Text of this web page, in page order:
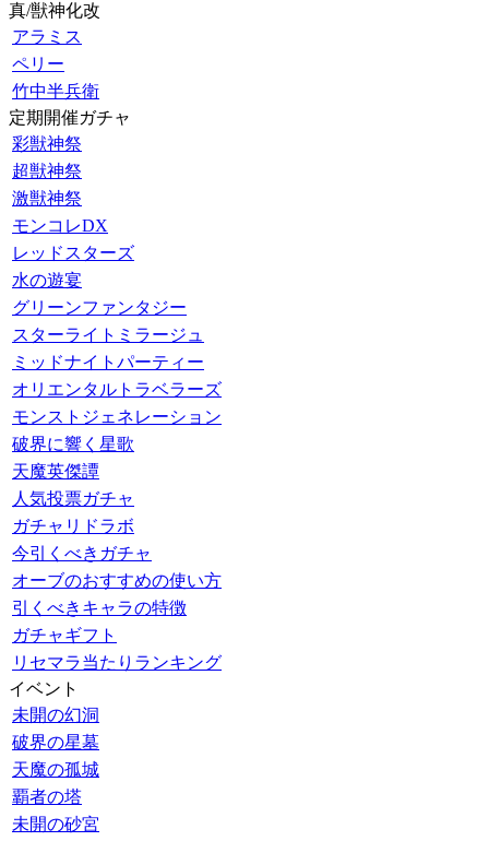
真/獣神化改
アラミス
ペリー
竹中半兵衛
定期開催ガチャ
彩獣神祭
超獣神祭
激獣神祭
モンコレDX
レッドスターズ
水の遊宴
グリーンファンタジー
スターライトミラージュ
ミッドナイトパーティー
オリエンタルトラベラーズ
モンストジェネレーション
破界に響く星歌
天魔英傑譚
人気投票ガチャ
ガチャリドラボ
今引くべきガチャ
オーブのおすすめの使い方
引くべきキャラの特徴
ガチャギフト
リセマラ当たりランキング
イベント
未開の幻洞
破界の星墓
天魔の孤城
覇者の塔
未開の砂宮